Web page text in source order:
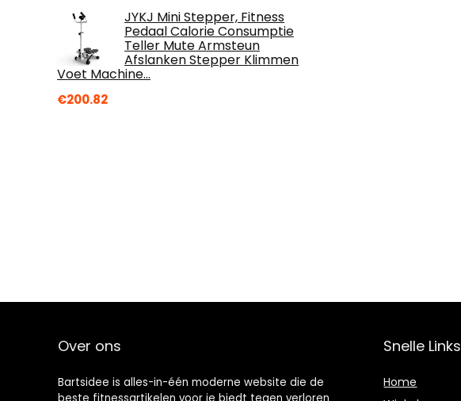
JYKJ Mini Stepper, Fitness
Pedaal Calorie Consumptie
Teller Mute Armsteun
Afslanken Stepper Klimmen
Voet Machine…
€200.82
Over ons
Bartsidee is alles-in-één moderne website die de
Snelle Links
Home